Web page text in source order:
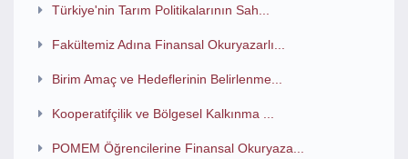
Türkiye'nin Tarım Politikalarının Sah...
Fakültemiz Adına Finansal Okuryazarlı...
Birim Amaç ve Hedeflerinin Belirlenme...
Kooperatifçilik ve Bölgesel Kalkınma ...
POMEM Öğrencilerine Finansal Okuryaza...